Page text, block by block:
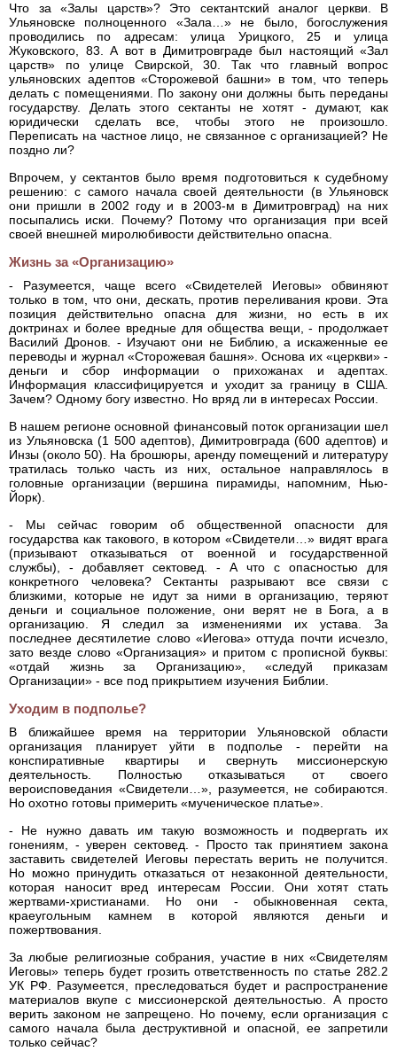
Что за «Залы царств»? Это сектантский аналог церкви. В
Ульяновске полноценного «Зала…» не было, богослужения
проводились по адресам: улица Урицкого, 25 и улица
Жуковского, 83. А вот в Димитровграде был настоящий «Зал
царств» по улице Свирской, 30. Так что главный вопрос
ульяновских адептов «Сторожевой башни» в том, что теперь
делать с помещениями. По закону они должны быть переданы
государству. Делать этого сектанты не хотят - думают, как
юридически сделать все, чтобы этого не произошло.
Переписать на частное лицо, не связанное с организацией? Не
поздно ли?
Впрочем, у сектантов было время подготовиться к судебному
решению: с самого начала своей деятельности (в Ульяновск
они пришли в 2002 году и в 2003-м в Димитровград) на них
посыпались иски. Почему? Потому что организация при всей
своей внешней миролюбивости действительно опасна.
Жизнь за «Организацию»
- Разумеется, чаще всего «Свидетелей Иеговы» обвиняют
только в том, что они, дескать, против переливания крови. Эта
позиция действительно опасна для жизни, но есть в их
доктринах и более вредные для общества вещи, - продолжает
Василий Дронов. - Изучают они не Библию, а искаженные ее
переводы и журнал «Сторожевая башня». Основа их «церкви» -
деньги и сбор информации о прихожанах и адептах.
Информация классифицируется и уходит за границу в США.
Зачем? Одному богу известно. Но вряд ли в интересах России.
В нашем регионе основной финансовый поток организации шел
из Ульяновска (1 500 адептов), Димитровграда (600 адептов) и
Инзы (около 50). На брошюры, аренду помещений и литературу
тратилась только часть из них, остальное направлялось в
головные организации (вершина пирамиды, напомним, Нью-
Йорк).
- Мы сейчас говорим об общественной опасности для
государства как такового, в котором «Свидетели…» видят врага
(призывают отказываться от военной и государственной
службы), - добавляет сектовед. - А что с опасностью для
конкретного человека? Сектанты разрывают все связи с
близкими, которые не идут за ними в организацию, теряют
деньги и социальное положение, они верят не в Бога, а в
организацию. Я следил за изменениями их устава. За
последнее десятилетие слово «Иегова» оттуда почти исчезло,
зато везде слово «Организация» и притом с прописной буквы:
«отдай жизнь за Организацию», «следуй приказам
Организации» - все под прикрытием изучения Библии.
Уходим в подполье?
В ближайшее время на территории Ульяновской области
организация планирует уйти в подполье - перейти на
конспиративные квартиры и свернуть миссионерскую
деятельность. Полностью отказываться от своего
вероисповедания «Свидетели…», разумеется, не собираются.
Но охотно готовы примерить «мученическое платье».
- Не нужно давать им такую возможность и подвергать их
гонениям, - уверен сектовед. - Просто так принятием закона
заставить свидетелей Иеговы перестать верить не получится.
Но можно принудить отказаться от незаконной деятельности,
которая наносит вред интересам России. Они хотят стать
жертвами-христианами. Но они - обыкновенная секта,
краеугольным камнем в которой являются деньги и
пожертвования.
За любые религиозные собрания, участие в них «Свидетелям
Иеговы» теперь будет грозить ответственность по статье 282.2
УК РФ. Разумеется, преследоваться будет и распространение
материалов вкупе с миссионерской деятельностью. А просто
верить законом не запрещено. Но почему, если организация с
самого начала была деструктивной и опасной, ее запретили
только сейчас?